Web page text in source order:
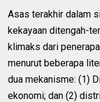
Asas terakhir dalam
kekayaan ditengah-
klimaks dari
menurut beberapa
dua mekanisme: (1)
ekonomi; dan (2)